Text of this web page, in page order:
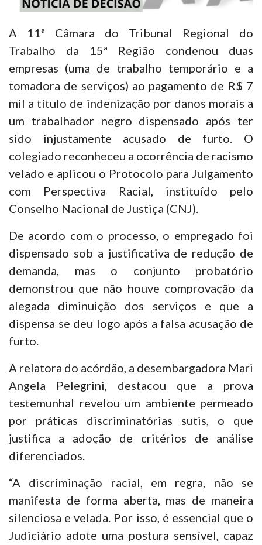
A 11ª Câmara do Tribunal Regional do
Trabalho da 15ª Região condenou duas
empresas (uma de trabalho temporário e a
tomadora de serviços) ao pagamento de R$ 7
mil a título de indenização por danos morais a
um trabalhador negro dispensado após ter
sido injustamente acusado de furto. O
colegiado reconheceu a ocorrência de racismo
velado e aplicou o Protocolo para Julgamento
com Perspectiva Racial, instituído pelo
Conselho Nacional de Justiça (CNJ).
De acordo com o processo, o empregado foi
dispensado sob a justificativa de redução de
demanda, mas o conjunto probatório
demonstrou que não houve comprovação da
alegada diminuição dos serviços e que a
dispensa se deu logo após a falsa acusação de
furto.
A relatora do acórdão, a desembargadora Mari
Angela Pelegrini, destacou que a prova
testemunhal revelou um ambiente permeado
por práticas discriminatórias sutis, o que
justifica a adoção de critérios de análise
diferenciados.
“A discriminação racial, em regra, não se
manifesta de forma aberta, mas de maneira
silenciosa e velada. Por isso, é essencial que o
Judiciário adote uma postura sensível, capaz